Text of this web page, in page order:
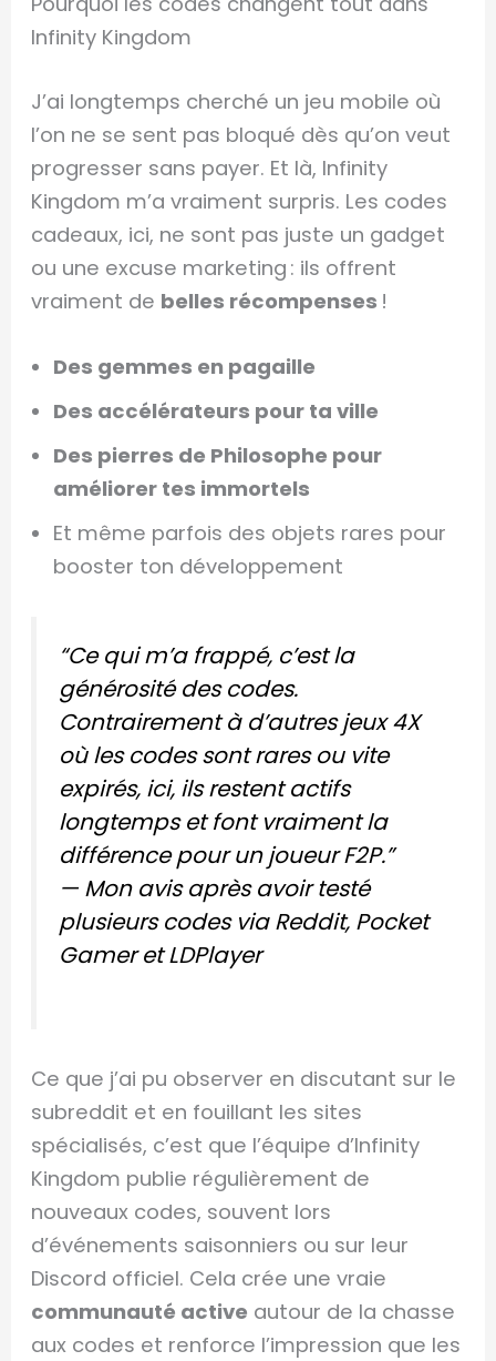
Infinity Kingdom
J’ai longtemps cherché un jeu mobile où
l’on ne se sent pas bloqué dès qu’on veut
progresser sans payer. Et là, Infinity
Kingdom m’a vraiment surpris. Les codes
cadeaux, ici, ne sont pas juste un gadget
ou une excuse marketing : ils offrent
vraiment de belles récompenses !
Des gemmes en pagaille
Des accélérateurs pour ta ville
Des pierres de Philosophe pour
améliorer tes immortels
Et même parfois des objets rares pour
booster ton développement
“Ce qui m’a frappé, c’est la
générosité des codes.
Contrairement à d’autres jeux 4X
où les codes sont rares ou vite
expirés, ici, ils restent actifs
longtemps et font vraiment la
différence pour un joueur F2P.”
— Mon avis après avoir testé
plusieurs codes via Reddit, Pocket
Gamer et LDPlayer
Ce que j’ai pu observer en discutant sur le
subreddit et en fouillant les sites
spécialisés, c’est que l’équipe d’Infinity
Kingdom publie régulièrement de
nouveaux codes, souvent lors
d’événements saisonniers ou sur leur
Discord officiel. Cela crée une vraie
communauté active autour de la chasse
aux codes et renforce l’impression que les